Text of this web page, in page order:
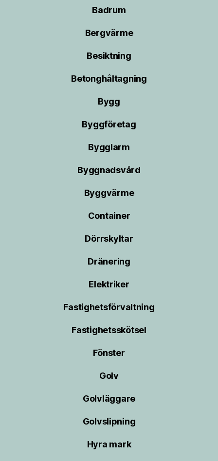
Badrum
Bergvärme
Besiktning
Betonghåltagning
Bygg
Byggföretag
Bygglarm
Byggnadsvård
Byggvärme
Container
Dörrskyltar
Dränering
Elektriker
Fastighetsförvaltning
Fastighetsskötsel
Fönster
Golv
Golvläggare
Golvslipning
Hyra mark